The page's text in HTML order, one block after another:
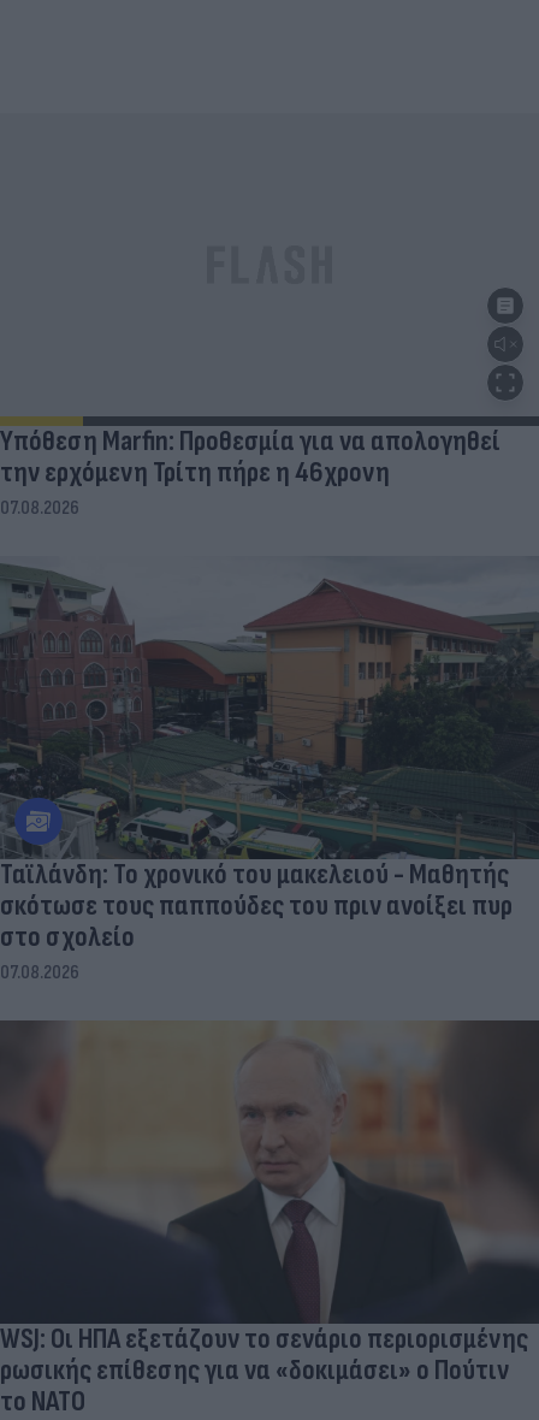
Υπόθεση Marfin: Προθεσμία για να απολογηθεί
την ερχόμενη Τρίτη πήρε η 46χρονη
07.08.2026
Ταϊλάνδη: Το χρονικό του μακελειού - Μαθητής
σκότωσε τους παππούδες του πριν ανοίξει πυρ
στο σχολείο
07.08.2026
WSJ: Οι ΗΠΑ εξετάζουν το σενάριο περιορισμένης
ρωσικής επίθεσης για να «δοκιμάσει» ο Πούτιν
το ΝΑΤΟ
07.08.2026